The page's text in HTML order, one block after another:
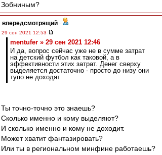
Зобниным?
впередсмотрящий -
29 сен 2021 12:53
mentufer » 29 сен 2021 12:46
И да, вопрос сейчас уже не в сумме затрат
на детский футбол как таковой, а в
эффективности этих затрат. Денег сверху
выделяется достаточно - просто до низу они
тупо не доходят
Ты точно-точно это знаешь?
Сколько именно и кому выделяют?
И сколько именно и кому не доходит.
Может хватит фантазировать?
Или ты в региональном минфине работаешь?